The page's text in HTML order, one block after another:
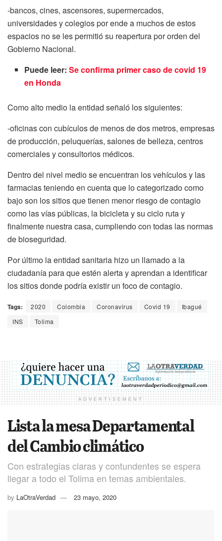
-bancos, cines, ascensores, supermercados,
universidades y colegios por ende a muchos de estos
espacios no se les permitió su reapertura por orden del
Gobierno Nacional.
Puede leer:Se confirma primer caso de covid 19
en Honda
Como alto medio la entidad señaló los siguientes:
-oficinas con cubículos de menos de dos metros, empresas
de producción, peluquerías, salones de belleza, centros
comerciales y consultorios médicos.
Dentro del nivel medio se encuentran los vehículos y las
farmacias teniendo en cuenta que lo categorizado como
bajo son los sitios que tienen menor riesgo de contagio
como las vías públicas, la bicicleta y su ciclo ruta y
finalmente nuestra casa, cumpliendo con todas las normas
de bioseguridad.
Por último la entidad sanitaria hizo un llamado a la
ciudadanía para que estén alerta y aprendan a identificar
los sitios donde podría existir un foco de contagio.
Tags: 2020 Colombia Coronavirus Covid 19
Ibagué
INS
Tolima
ADVERTISEMENT
Lista la mesa Departamental
del Cambio climático
Con estrategias claras y contundentes se espera
llegar a todo el Tolima en temas ambientales.
by LaOtraVerdad 23 mayo, 2020